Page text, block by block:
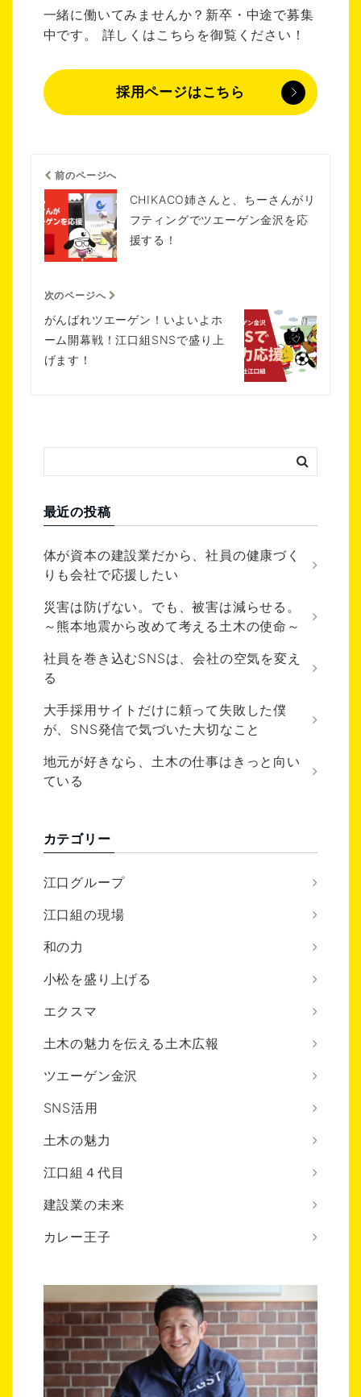
一緒に働いてみませんか？新卒・中途で募集
中です。 詳しくはこちらを御覧ください！
採用ページはこちら
前のページへ
CHIKACO姉さんと、ちーさんがリ
フティングでツエーゲン金沢を応
援する！
次のページへ
がんばれツエーゲン！いよいよホ
ーム開幕戦！江口組SNSで盛り上
げます！
最近の投稿
体が資本の建設業だから、社員の健康づく
りも会社で応援したい
災害は防げない。でも、被害は減らせる。
～熊本地震から改めて考える土木の使命～
社員を巻き込むSNSは、会社の空気を変え
る
大手採用サイトだけに頼って失敗した僕
が、SNS発信で気づいた大切なこと
地元が好きなら、土木の仕事はきっと向い
ている
カテゴリー
江口グループ
江口組の現場
和の力
小松を盛り上げる
エクスマ
土木の魅力を伝える土木広報
ツエーゲン金沢
SNS活用
土木の魅力
江口組４代目
建設業の未来
カレー王子